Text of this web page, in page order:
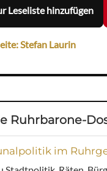
Leseliste hinzufügen
Stefan Laurin
Ruhrbarone-
im